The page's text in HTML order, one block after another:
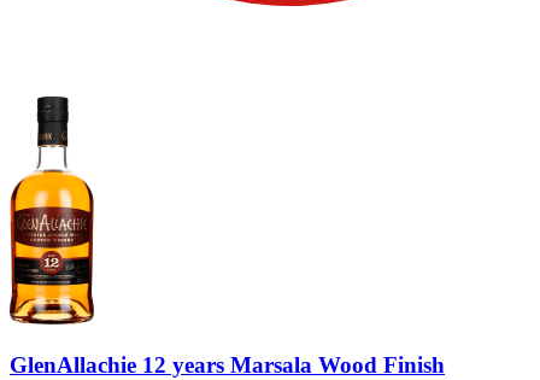
GlenAllachie 12 years Marsala Wood Finish